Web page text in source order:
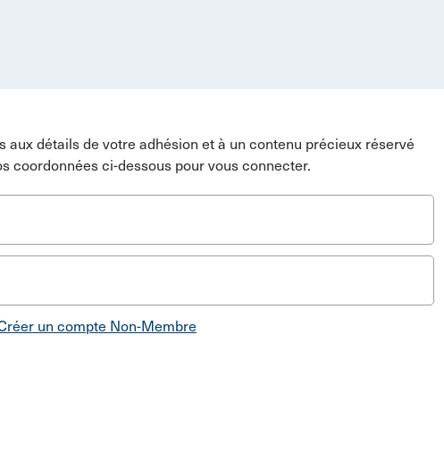
aux détails de votre adhésion et à un contenu précieux réservé
coordonnées ci-dessous pour vous connecter.
un compte Non-Membre